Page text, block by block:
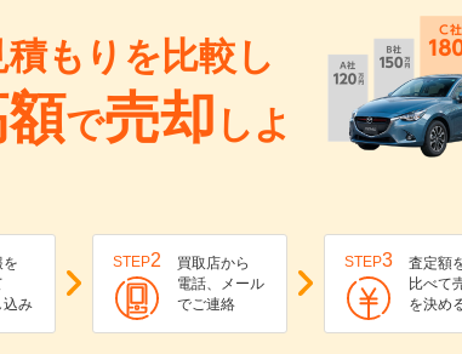
もりを比較し
で売却 しよ
を
込み
STEP2
買取店から
電話、メール
でご連絡
STEP3
査定額
比べて
を決め